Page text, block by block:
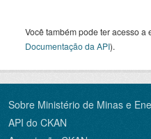
Você também pode ter acesso a
Documentação da API).
Sobre Ministério de Minas e
API do CKAN